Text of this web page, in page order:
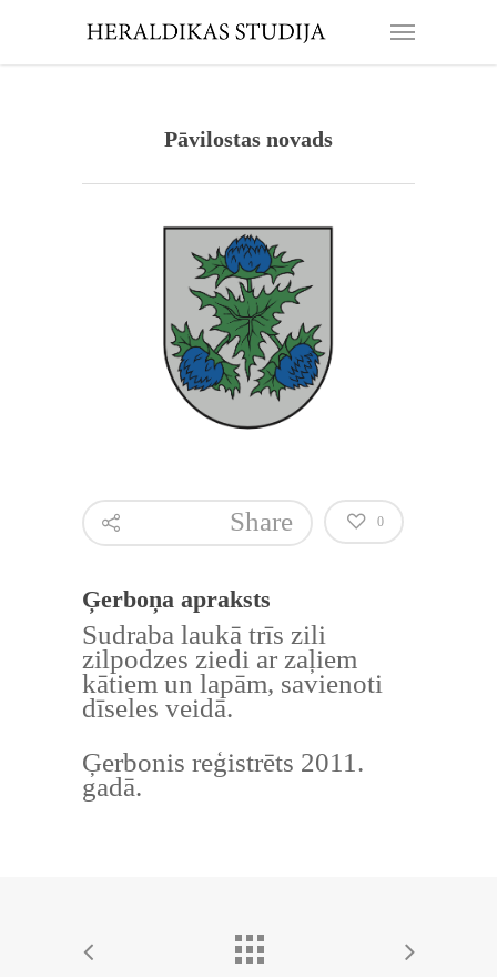
Pāvilostas novads
Share 0
Ģerboņa apraksts
Sudraba laukā trīs zili
zilpodzes ziedi ar zaļiem
kātiem un lapām, savienoti
dīseles veidā.
Ģerbonis reģistrēts 2011.
gadā.